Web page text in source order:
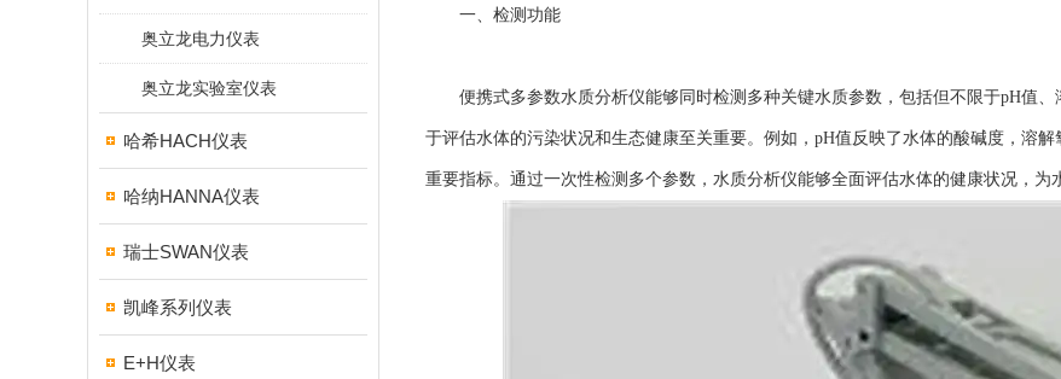
奥立龙电力仪表
奥立龙实验室仪表
哈希HACH仪表
哈纳HANNA仪表
瑞士SWAN仪表
凯峰系列仪表
E+H仪表
一、检测功能
便携式多参数水质分析仪能够同时检测多种关键水质参数，包括但不限于pH值、
于评估水体的污染状况和生态健康至关重要。例如，pH值反映了水体的酸碱度，溶
重要指标。通过一次性检测多个参数，水质分析仪能够全面评估水体的健康状况，为